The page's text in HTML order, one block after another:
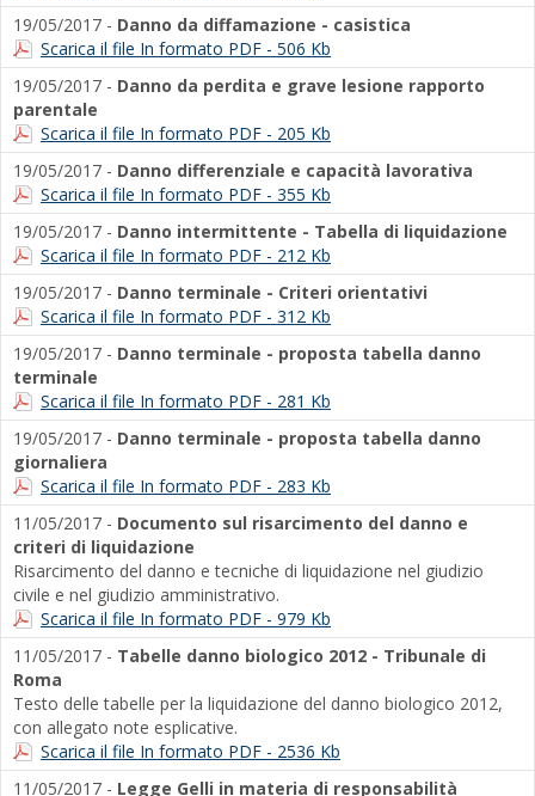
19/05/2017 - Danno da diffamazione - casistica
Scarica il file In formato PDF - 506 Kb
19/05/2017 - Danno da perdita e grave lesione rapporto
parentale
Scarica il file In formato PDF - 205 Kb
19/05/2017 - Danno differenziale e capacità lavorativa
Scarica il file In formato PDF - 355 Kb
19/05/2017 - Danno intermittente - Tabella di liquidazione
Scarica il file In formato PDF - 212 Kb
19/05/2017 - Danno terminale - Criteri orientativi
Scarica il file In formato PDF - 312 Kb
19/05/2017 - Danno terminale - proposta tabella danno
terminale
Scarica il file In formato PDF - 281 Kb
19/05/2017 - Danno terminale - proposta tabella danno
giornaliera
Scarica il file In formato PDF - 283 Kb
11/05/2017 - Documento sul risarcimento del danno e
criteri di liquidazione
Risarcimento del danno e tecniche di liquidazione nel giudizio
civile e nel giudizio amministrativo.
Scarica il file In formato PDF - 979 Kb
11/05/2017 - Tabelle danno biologico 2012 - Tribunale di
Roma
Testo delle tabelle per la liquidazione del danno biologico 2012,
con allegato note esplicative.
Scarica il file In formato PDF - 2536 Kb
11/05/2017 - Legge Gelli in materia di responsabilità